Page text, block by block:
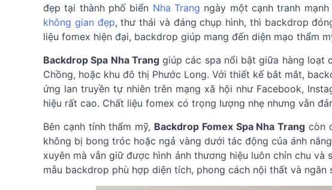
đẹp tại thành phố biển Nha Trang ngày một cạnh tranh
không gian đẹp, thư thái và đáng chụp hình, thì backdrop
liệu fomex hiện đại, backdrop giúp mang đến diện mạo thẩm
Backdrop Spa Nha Tranggiúp các spa nổi bật giữa hàng loạt
Chồng, hoặc khu đô thị Phước Long. Với thiết kế bắt mắt,
ứng lan truyền tự nhiên trên mạng xã hội như Facebook,
hiệu rất cao. Chất liệu fomex có trọng lượng nhẹ nhưng vẫn
Bên cạnh tính thẩm mỹ, Backdrop Fomex Spa Nha Trang còn
không bị bong tróc hoặc ngả vàng dưới tác động của ánh
xuyên mà vẫn giữ được hình ảnh thương hiệu luôn chỉn chu
mẫu backdrop phù hợp diện tích, phong cách nội thất và ngân